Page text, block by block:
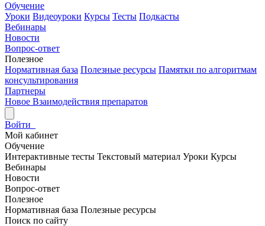
Обучение
Уроки Видеоуроки Курсы Тесты Подкасты
Вебинары
Новости
Вопрос-ответ
Полезное
Нормативная база Полезные ресурсы Памятки по алгоритмам
консультирования
Партнеры
Новое Взаимодействия препаратов
Войти
Мой кабинет
Обучение
Интерактивные тесты Текстовый материал Уроки Курсы
Вебинары
Новости
Вопрос-ответ
Полезное
Нормативная база Полезные ресурсы
Поиск по сайту